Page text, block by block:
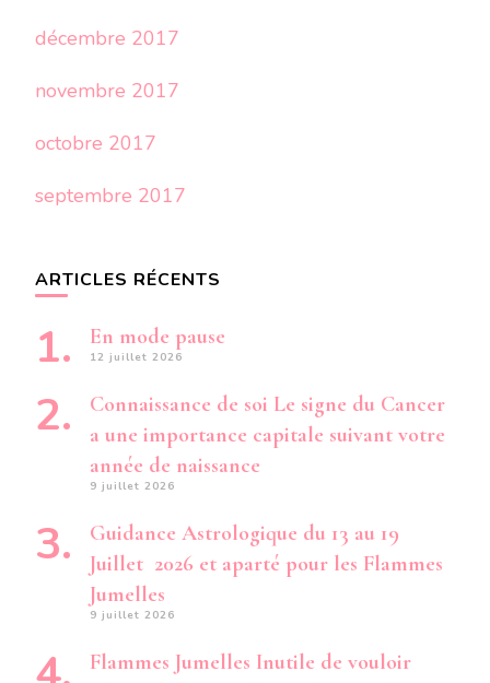
décembre 2017
novembre 2017
octobre 2017
septembre 2017
ARTICLES RÉCENTS
En mode pause
12 juillet 2026
Connaissance de soi Le signe du Cancer
a une importance capitale suivant votre
année de naissance
9 juillet 2026
Guidance Astrologique du 13 au 19
Juillet 2026 et aparté pour les Flammes
Jumelles
9 juillet 2026
Flammes Jumelles Inutile de vouloir